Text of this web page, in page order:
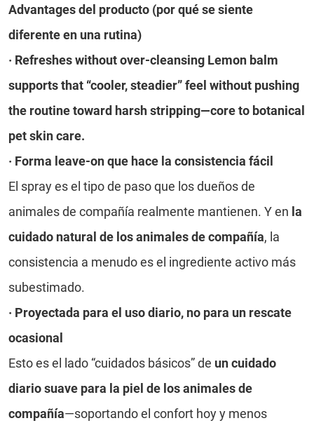
Advantages del producto (por qué se siente
diferente en una rutina)
· Refreshes without over-cleansing Lemon balm
supports that “cooler, steadier” feel without pushing
the routine toward harsh stripping—core to botanical
pet skin care.
· Forma leave-on que hace la consistencia fácil
El spray es el tipo de paso que los dueños de
animales de compañía realmente mantienen. Y en la
cuidado natural de los animales de compañía, la
consistencia a menudo es el ingrediente activo más
subestimado.
· Proyectada para el uso diario, no para un rescate
ocasional
Esto es el lado “cuidados básicos” de un cuidado
diario suave para la piel de los animales de
compañía—soportando el confort hoy y menos